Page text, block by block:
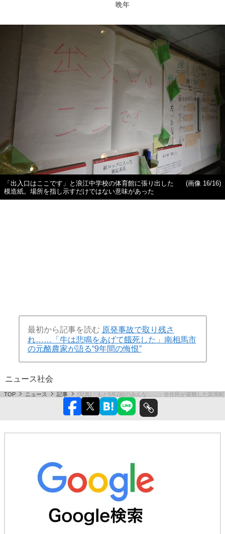
晩年
「出入口はここです」と浪江中学校の体育館に張り出した
模造紙。場所を指し示すだけではない意味があった
(画像 16/16)
最初から記事を読む 原発事故で取り残さ
れ……「牛は悲鳴をあげて餓死した」南相馬市
の元酪農家が語る“9年間の悔恨”
ニュース社会
TOP ニュース 記事 [写真]「もと5年2組のみんな……」全住民が避難した富岡